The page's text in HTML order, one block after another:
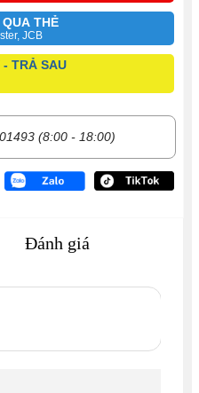
THẺ
JCB
- TRẢ SAU
(8:00 - 18:00)
Đánh giá